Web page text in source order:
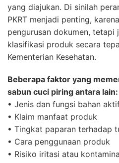
yang diajukan. Di sinilah
PKRT menjadi penting,
pengurusan dokumen, tetapi
klasifikasi produk secara
Kementerian Kesehatan.
Beberapa faktor yang
sabun cuci piring antara lain:
• Jenis dan fungsi bahan
• Klaim manfaat produk
• Tingkat paparan terhadap
• Cara penggunaan produk
• Risiko iritasi atau